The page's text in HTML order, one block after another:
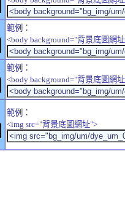
範例：
<body background="背景底圖網
範例：
<body background="背景底圖網
範例：
<img src="背景底圖網址">